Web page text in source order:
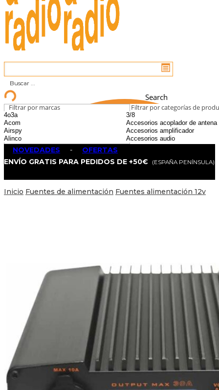
Search
Filtrar por marcas Filtrar por categorías de
NOVEDADES - OFERTAS
ENVÍO GRATIS PARA PEDIDOS DE +50€
(ESPAÑA PENÍNSULA)
Inicio Fuentes de alimentación Fuentes alimentación 12v